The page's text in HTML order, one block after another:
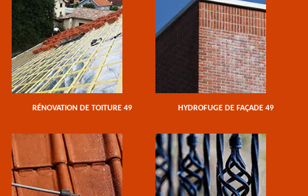
RÉNOVATION DE TOITURE 49 HYDROFUGE DE FAÇADE 49